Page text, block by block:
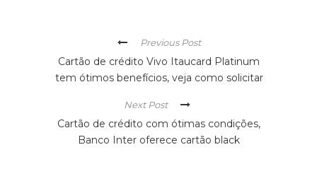
Previous Post
Cartão de crédito Vivo Itaucard Platinum
tem ótimos benefícios, veja como solicitar
Next Post
Cartão de crédito com ótimas condições,
Banco Inter oferece cartão black